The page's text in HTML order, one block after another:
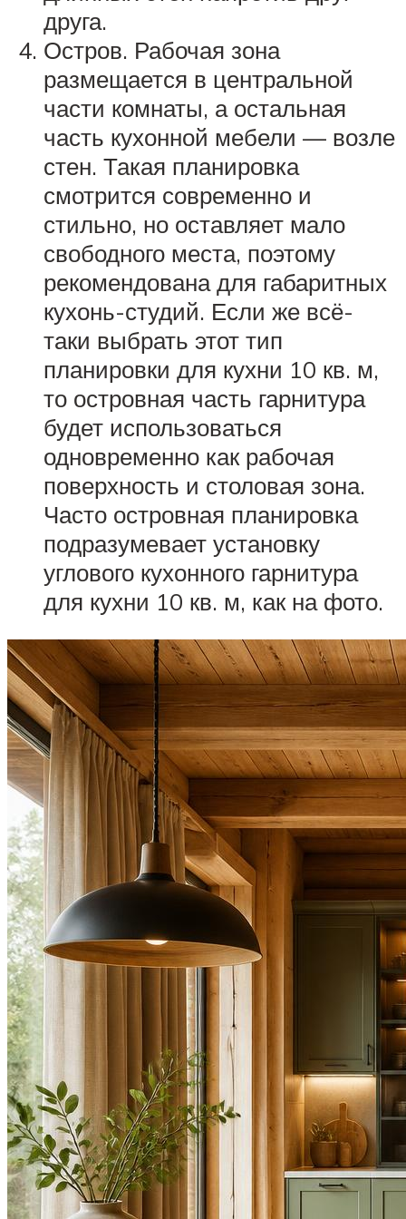
друга.
Остров. Рабочая зона
размещается в центральной
части комнаты, а остальная
часть кухонной мебели — возле
стен. Такая планировка
смотрится современно и
стильно, но оставляет мало
свободного места, поэтому
рекомендована для габаритных
кухонь-студий. Если же всё-
таки выбрать этот тип
планировки для кухни 10 кв. м,
то островная часть гарнитура
будет использоваться
одновременно как рабочая
поверхность и столовая зона.
Часто островная планировка
подразумевает установку
углового кухонного гарнитура
для кухни 10 кв. м, как на фото.